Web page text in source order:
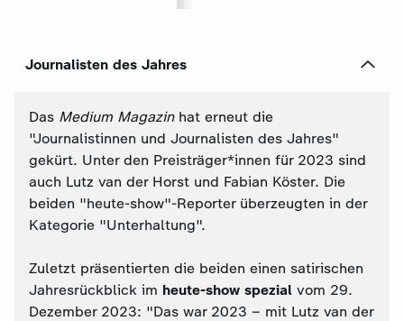
Journalisten des Jahres
Das Medium Magazin hat erneut die
"Journalistinnen und Journalisten des Jahres"
gekürt. Unter den Preisträger*innen für 2023 sind
auch Lutz van der Horst und Fabian Köster. Die
beiden "heute-show"-Reporter überzeugten in der
Kategorie "Unterhaltung".
Zuletzt präsentierten die beiden einen satirischen
Jahresrückblick im heute-show spezial vom 29.
Dezember 2023: "Das war 2023 – mit Lutz van der